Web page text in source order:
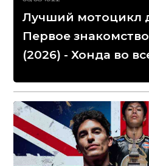
Лучший мотоцикл
Первое
(2026) - Хонда во